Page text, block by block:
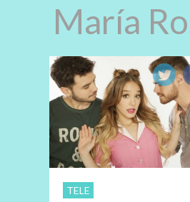
María
TELE